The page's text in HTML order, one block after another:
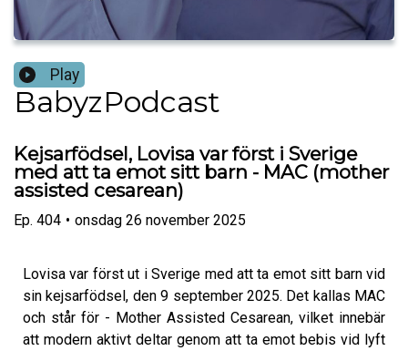
Play
BabyzPodcast
Kejsarfödsel, Lovisa var först i Sverige
med att ta emot sitt barn - MAC (mother
assisted cesarean)
Ep. 404 • onsdag 26 november 2025
Lovisa var först ut i Sverige med att ta emot sitt barn vid
sin kejsarfödsel, den 9 september 2025. Det kallas MAC
och står för - Mother Assisted Cesarean, vilket innebär
att modern aktivt deltar genom att ta emot bebis vid lyft